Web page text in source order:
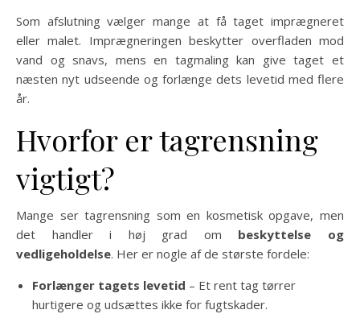
Som afslutning vælger mange at få taget imprægneret
eller malet. Imprægneringen beskytter overfladen mod
vand og snavs, mens en tagmaling kan give taget et
næsten nyt udseende og forlænge dets levetid med flere
år.
Hvorfor er tagrensning
vigtigt?
Mange ser tagrensning som en kosmetisk opgave, men
det handler i høj grad om beskyttelse og
vedligeholdelse. Her er nogle af de største fordele:
Forlænger tagets levetid – Et rent tag tørrer
hurtigere og udsættes ikke for fugtskader.